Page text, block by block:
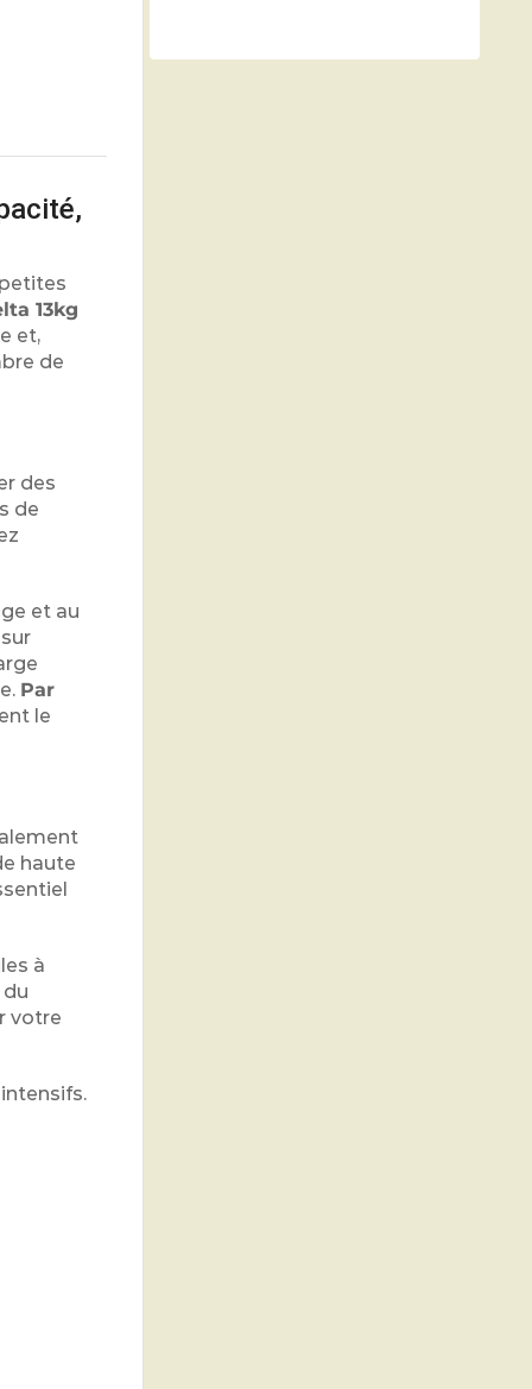
13kg
et,
de
des
de
et au
Par
le
haute
à
votre